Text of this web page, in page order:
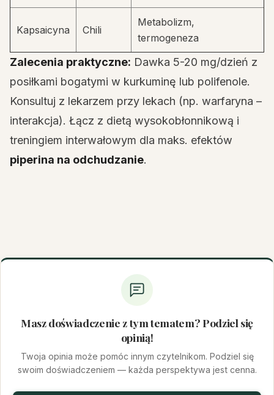
Kapsaicyna Chili
Metabolizm,
termogeneza
Zalecenia praktyczne: Dawka 5-20 mg/dzień z
posiłkami bogatymi w kurkuminę lub polifenole.
Konsultuj z lekarzem przy lekach (np. warfaryna –
interakcja). Łącz z dietą wysokobłonnikową i
treningiem interwałowym dla maks. efektów
piperina na odchudzanie.
Masz doświadczenie z tym tematem? Podziel się
opinią!
Twoja opinia może pomóc innym czytelnikom. Podziel się
swoim doświadczeniem — każda perspektywa jest cenna.